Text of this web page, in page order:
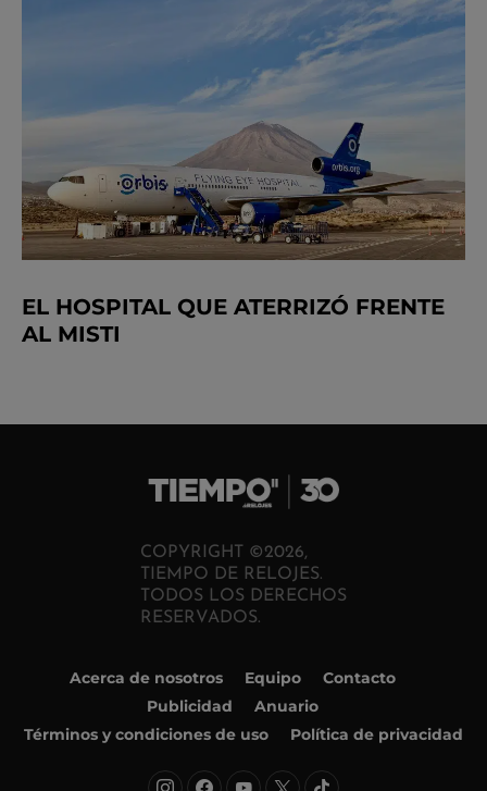
EL HOSPITAL QUE ATERRIZÓ FRENTE
AL MISTI
COPYRIGHT ©2026,
TIEMPO DE RELOJES.
TODOS LOS DERECHOS
RESERVADOS.
Acerca de nosotros Equipo
Contacto
Publicidad
Anuario
Términos y condiciones de uso
Política de privacidad